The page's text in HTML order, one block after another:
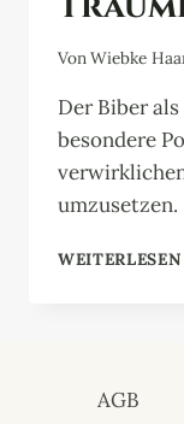
VonWiebke
Der Biber
besondere
umzusetzen.
WEITERLESEN
AGB